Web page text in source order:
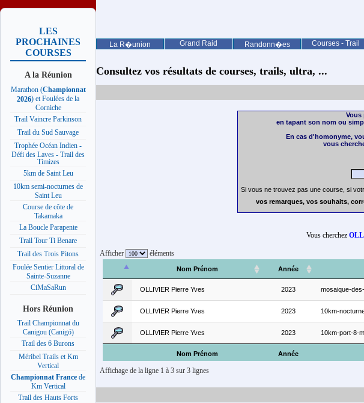
La R�union Grand Raid Randonn�es Courses - Trail
LES
PROCHAINES
COURSES
A la Réunion
Marathon (Championnat
2026) et Foulées de la
Corniche
Trail Vaincre Parkinson
Trail du Sud Sauvage
Trophée Océan Indien -
Défi des Laves - Trail des
Timizes
5km de Saint Leu
10km semi-nocturnes de
Saint Leu
Course de côte de
Takamaka
La Boucle Parapente
Trail Tour Ti Benare
Trail des Trois Pitons
Foulée Sentier Littoral de
Sainte-Suzanne
CiMaSaRun
Hors Réunion
Trail Championnat du
Canigou (Canigó)
Trail des 6 Burons
Méribel Trails et Km
Vertical
Championnat France de
Km Vertical
Trail des Hauts Forts
Consultez vos résultats de courses, trails, ultra, ...
Vous
en tapant son nom ou
En cas d'homonyme,
vous
Si vous ne trouvez pas une course, si
vos remarques, vos souhaits,
Vous cherchez
Afficher éléments
Nom Prénom Année
Nom Prénom Année
OLLIVIER Pierre Yves 2023 mosaique-
OLLIVIER Pierre Yves 2023 10km-
OLLIVIER Pierre Yves 2023 10km-port-8-
Affichage de la ligne 1 à 3 sur 3 lignes